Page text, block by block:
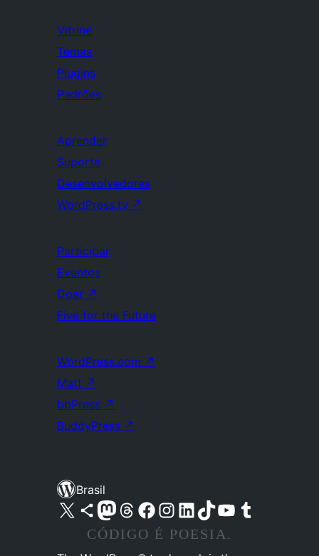
Vitrine
Temas
Plugins
Padrões
Aprender
Suporte
Desenvolvedores
WordPress.tv ↗
Participar
Eventos
Doar ↗
Five for the Future
WordPress.com ↗
Matt ↗
bbPress ↗
BuddyPress ↗
Brasil
Acessar nossa conta do X (antigo Twitter)
Acessar nossa conta do Bluesky
Acessar nossa conta do Mastodon
Acessar nossa conta do Threads
Acessar nossa página do Facebook
Acessar nossa conta do Instagram
Acessar nossa conta do LinkedIn
Acessar nossa conta do TikTok
Acessar nosso canal do YouTube
Acessar nossa conta no Tumblr
CÓDIGO É POESIA.